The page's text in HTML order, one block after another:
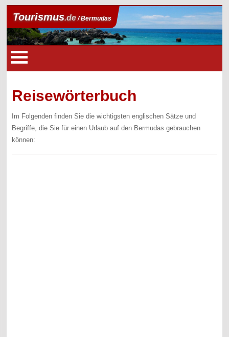
Tourismus.de/ Bermudas
Reisewörterbuch
Im Folgenden finden Sie die wichtigsten englischen Sätze und
Begriffe, die Sie für einen Urlaub auf den Bermudas gebrauchen
können: